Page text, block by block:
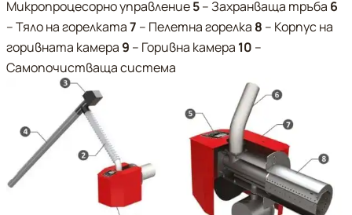
Микропроцесорно управление5– Захранваща тръба 6
– Тяло на горелката7 – Пелетна горелка 8 – Корпус на
горивната камера 9 – Горивна камера 10 –
Самопочистваща система